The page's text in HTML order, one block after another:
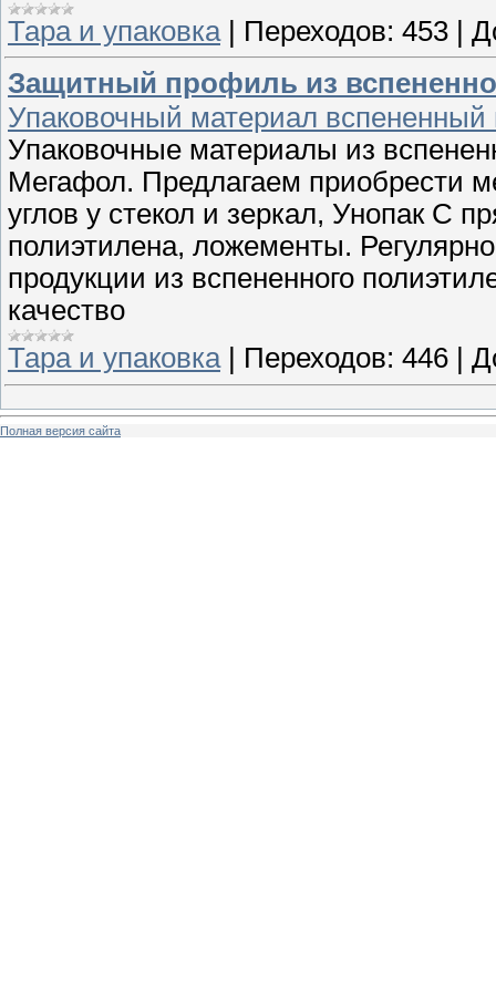
Тара и упаковка| Переходов: 453 |
Защитный профиль из
Упаковочный материал вспененный
Упаковочные материалы из
Мегафол. Предлагаем приобрести
углов у стекол и зеркал, Унопак С
полиэтилена, ложементы.
продукции из вспененного
качество
Тара и упаковка| Переходов: 446
Полная версия сайта